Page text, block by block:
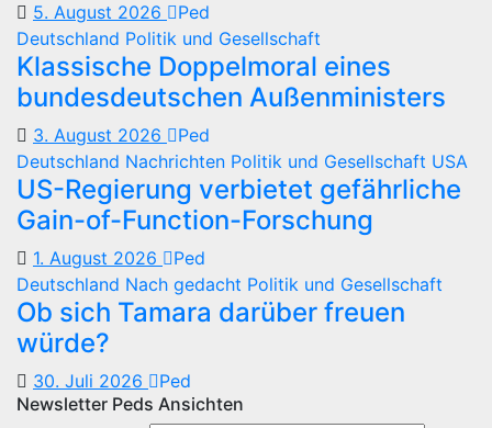
5. August 2026
Ped
Deutschland Politik und Gesellschaft
Klassische Doppelmoral eines
bundesdeutschen Außenministers
3. August 2026
Ped
Deutschland Nachrichten Politik und Gesellschaft USA
US-Regierung verbietet gefährliche
Gain-of-Function-Forschung
1. August 2026
Ped
Deutschland Nach gedacht Politik und Gesellschaft
Ob sich Tamara darüber freuen
würde?
30. Juli 2026
Ped
Newsletter Peds Ansichten